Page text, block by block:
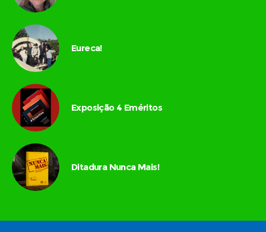
Eureca!
Exposição 4 Eméritos
Ditadura Nunca Mais!